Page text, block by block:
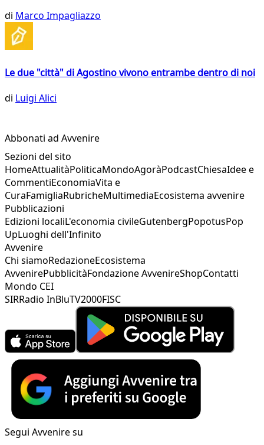
di Marco Impagliazzo
Le due "città" di Agostino vivono entrambe dentro di noi
di Luigi Alici
Abbonati ad Avvenire
Sezioni del sito
HomeAttualitàPoliticaMondoAgoràPodcastChiesaIdee e
CommentiEconomiaVita e
CuraFamigliaRubricheMultimediaEcosistema avvenire
Pubblicazioni
Edizioni localiL'economia civileGutenbergPopotusPop
UpLuoghi dell'Infinito
Avvenire
Chi siamoRedazioneEcosistema
AvvenirePubblicitàFondazione AvvenireShopContatti
Mondo CEI
SIRRadio InBluTV2000FISC
Segui Avvenire su